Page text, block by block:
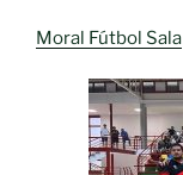
Moral Fútbol Sala